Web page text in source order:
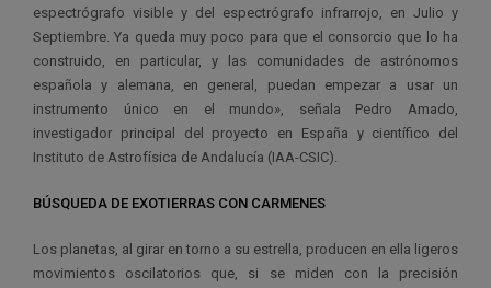
espectrógrafo visible y del espectrógrafo infrarrojo, en Julio y
Septiembre. Ya queda muy poco para que el consorcio que lo ha
construido, en particular, y las comunidades de astrónomos
española y alemana, en general, puedan empezar a usar un
instrumento único en el mundo», señala Pedro Amado,
investigador principal del proyecto en España y científico del
Instituto de Astrofísica de Andalucía (IAA-CSIC).
BÚSQUEDA DE EXOTIERRAS CON CARMENES
Los planetas, al girar en torno a su estrella, producen en ella ligeros
movimientos oscilatorios que, si se miden con la precisión